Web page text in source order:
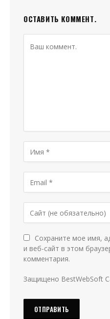
ОСТАВИТЬ КОММЕНТ.
Сохраните мое имя,
и веб-сайт в этом
комментария.
Защищено BestWebSoft